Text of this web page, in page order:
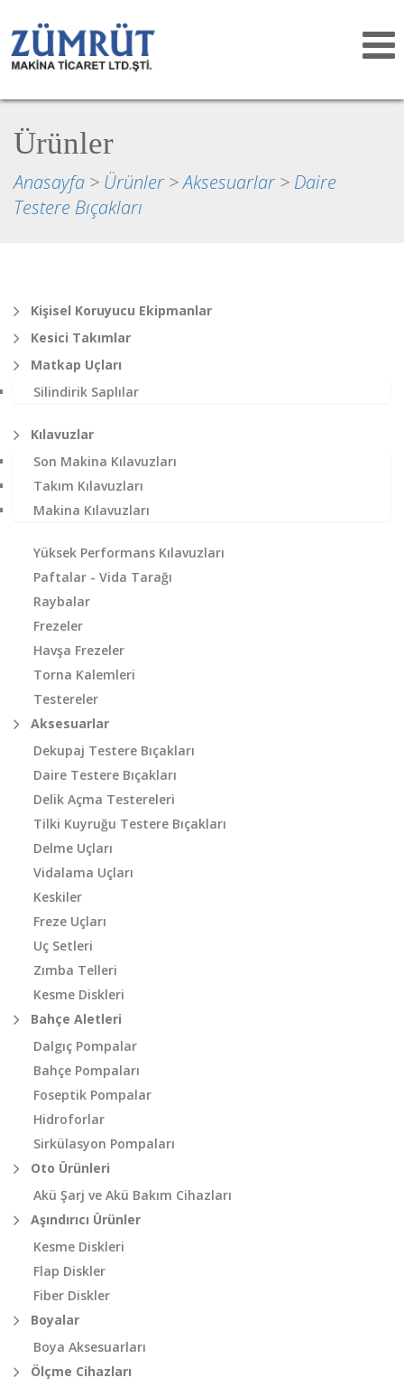
Toggle
Ürünler
Anasayfa > Ürünler >Aksesuarlar > Daire
Testere Bıçakları
Kişisel Koruyucu Ekipmanlar
Kesici Takımlar
Matkap Uçları
Silindirik Saplılar
Kılavuzlar
Son Makina Kılavuzları
Takım Kılavuzları
Makina Kılavuzları
Yüksek Performans Kılavuzları
Paftalar - Vida Tarağı
Raybalar
Frezeler
Havşa Frezeler
Torna Kalemleri
Testereler
Aksesuarlar
Dekupaj Testere Bıçakları
Daire Testere Bıçakları
Delik Açma Testereleri
Tilki Kuyruğu Testere Bıçakları
Delme Uçları
Vidalama Uçları
Keskiler
Freze Uçları
Uç Setleri
Zımba Telleri
Kesme Diskleri
Bahçe Aletleri
Dalgıç Pompalar
Bahçe Pompaları
Foseptik Pompalar
Hidroforlar
Sirkülasyon Pompaları
Oto Ürünleri
Akü Şarj ve Akü Bakım Cihazları
Aşındırıcı Ürünler
Kesme Diskleri
Flap Diskler
Fiber Diskler
Boyalar
Boya Aksesuarları
Ölçme Cihazları